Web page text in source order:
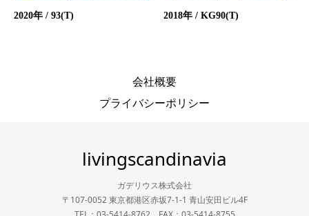
2020年 / 93(T) 2018年 / KG90(T)
会社概要
プライバシーポリシー
livingscandinavia
ガデリウス株式会社
〒107-0052 東京都港区赤坂7-1-1 青山安田ビル4F